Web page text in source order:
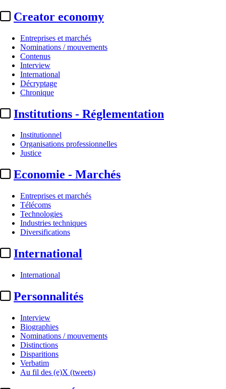
Creator economy
Entreprises et marchés
Nominations / mouvements
Contenus
Interview
International
Décryptage
Chronique
Institutions - Réglementation
Institutionnel
Organisations professionnelles
Justice
Economie - Marchés
Entreprises et marchés
Télécoms
Technologies
Industries techniques
Diversifications
International
International
Personnalités
Interview
Biographies
Nominations / mouvements
Distinctions
Disparitions
Verbatim
Au fil des (e)X (tweets)